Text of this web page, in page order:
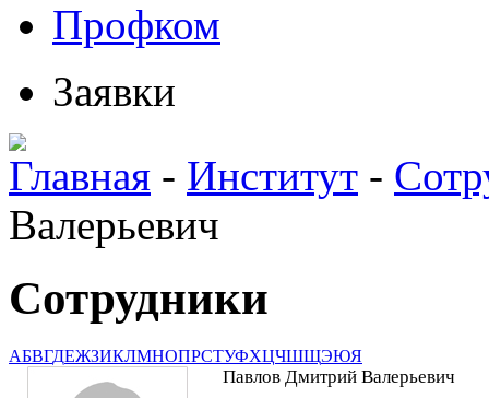
Профком
Заявки
Главная - Институт -
Валерьевич
Сотрудники
АБВГДЕЖЗИКЛМНОПРСТУФХЦЧШЩЭЮЯ
Павлов Дмитрий Валерьевич